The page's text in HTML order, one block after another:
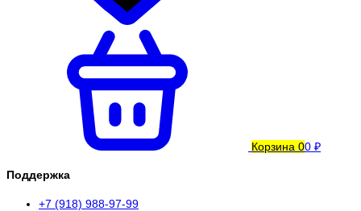
Корзина 00 ₽
Поддержка
+7 (918) 988-97-99